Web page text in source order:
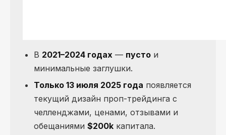
В 2021–2024 годах — пусто и
минимальные заглушки.
Только 13 июля 2025 года появляется
текущий дизайн проп-трейдинга с
челленджами, ценами, отзывами и
обещаниями $200k капитала.